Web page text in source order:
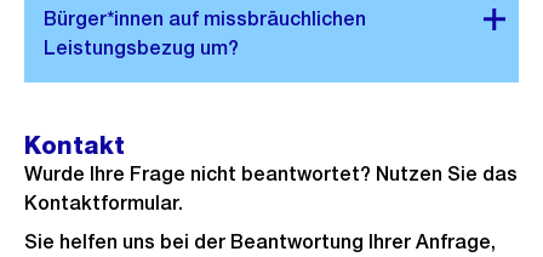
Kontakt
Wurde Ihre Frage nicht beantwortet? Nutzen Sie das
Kontaktformular.
Sie helfen uns bei der Beantwortung Ihrer Anfrage,